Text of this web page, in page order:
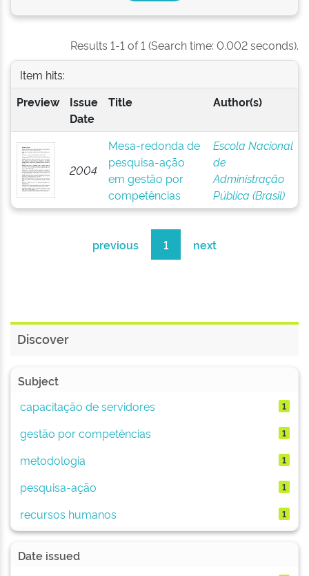
Results 1-1 of 1 (Search time: 0.002 seconds).
Item hits:
Preview
Issue
Date
Title Author(s)
2004
Mesa-redonda de
pesquisa-ação
em gestão por
competências
Escola Nacional
de
Administração
Pública (Brasil)
previous 1 next
Discover
Subject
capacitação de servidores
1
gestão por competências 1
metodologia 1
pesquisa-ação 1
recursos humanos 1
Date issued